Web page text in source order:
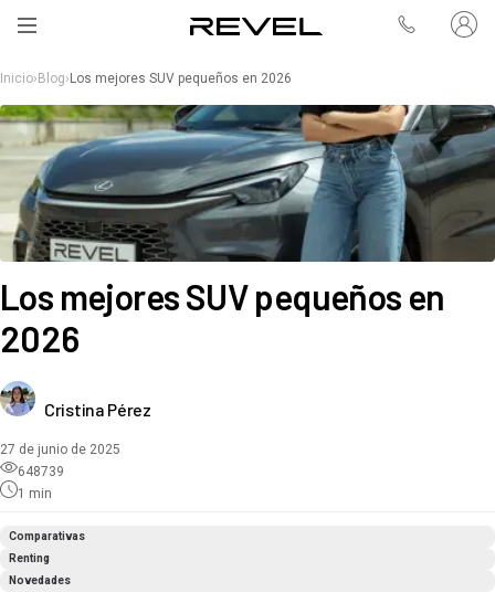
Inicio› Blog› Los mejores SUV pequeños en 2026
Los mejores SUV pequeños en
2026
Cristina Pérez
27 de junio de 2025
648739
1 min
Comparativas
Renting
Novedades